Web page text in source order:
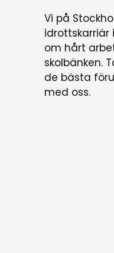
Vi på
om hårt
skolbänken.
de bästa
med oss.